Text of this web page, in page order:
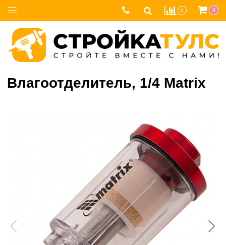
0 0
Влагоотделитель, 1/4 Matrix